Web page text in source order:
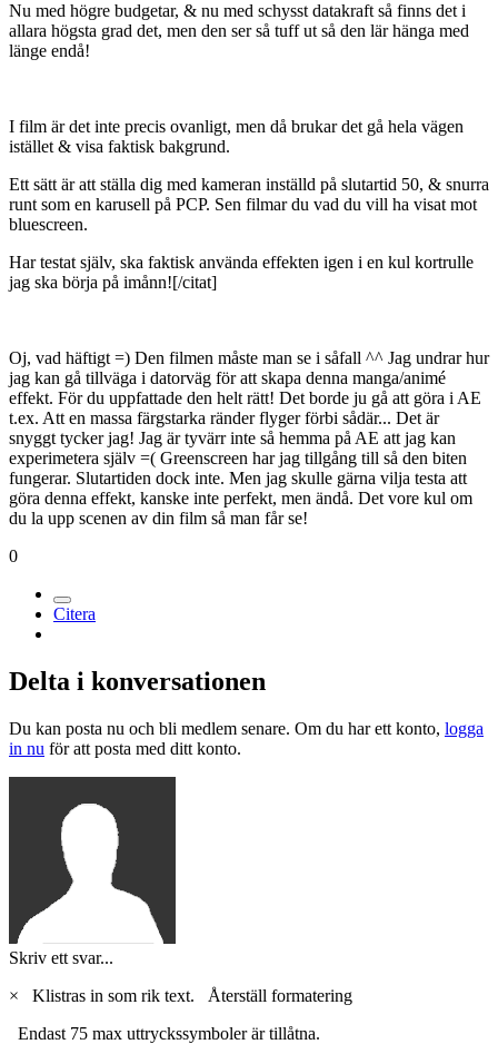
Nu med högre budgetar, & nu med schysst datakraft så finns det i
allara högsta grad det, men den ser så tuff ut så den lär hänga med
länge endå!
I film är det inte precis ovanligt, men då brukar det gå hela vägen
istället & visa faktisk bakgrund.
Ett sätt är att ställa dig med kameran inställd på slutartid 50, & snurra
runt som en karusell på PCP. Sen filmar du vad du vill ha visat mot
bluescreen.
Har testat själv, ska faktisk använda effekten igen i en kul kortrulle
jag ska börja på imånn![/citat]
Oj, vad häftigt =) Den filmen måste man se i såfall ^^ Jag undrar hur
jag kan gå tillväga i datorväg för att skapa denna manga/animé
effekt. För du uppfattade den helt rätt! Det borde ju gå att göra i AE
t.ex. Att en massa färgstarka ränder flyger förbi sådär... Det är
snyggt tycker jag! Jag är tyvärr inte så hemma på AE att jag kan
experimetera själv =( Greenscreen har jag tillgång till så den biten
fungerar. Slutartiden dock inte. Men jag skulle gärna vilja testa att
göra denna effekt, kanske inte perfekt, men ändå. Det vore kul om
du la upp scenen av din film så man får se!
0
Citera
Delta i konversationen
Du kan posta nu och bli medlem senare. Om du har ett konto, logga
in nu för att posta med ditt konto.
Skriv ett svar...
×
Klistras in som rik text. Återställ formatering
Endast 75 max uttryckssymboler är tillåtna.